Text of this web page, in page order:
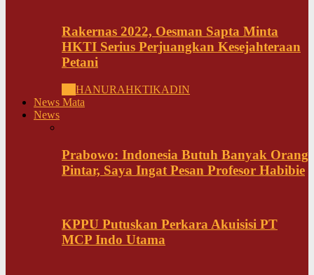
Rakernas 2022, Oesman Sapta Minta
HKTI Serius Perjuangkan Kesejahteraan
Petani
HANURAHKTIKADIN
News Mata
News
Prabowo: Indonesia Butuh Banyak Orang
Pintar, Saya Ingat Pesan Profesor Habibie
KPPU Putuskan Perkara Akuisisi PT
MCP Indo Utama